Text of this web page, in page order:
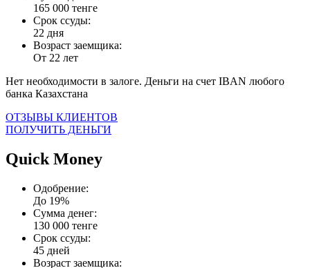
165 000 тенге
Срок ссуды:
22 дня
Возраст заемщика:
От 22 лет
Нет необходимости в залоге. Деньги на счет IBAN любого
банка Казахстана
ОТЗЫВЫ КЛИЕНТОВ
ПОЛУЧИТЬ ДЕНЬГИ
Quick Money
Одобрение:
До 19%
Сумма денег:
130 000 тенге
Срок ссуды:
45 дней
Возраст заемщика: